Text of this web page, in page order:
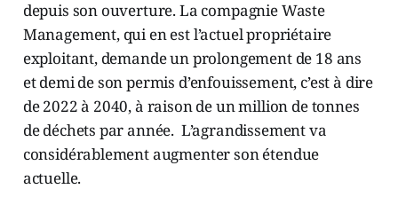
depuis son ouverture. La compagnie Waste
Management, qui en est l’actuel propriétaire
exploitant, demande un prolongement de 18 ans
et demi de son permis d’enfouissement, c’est à dire
de 2022 à 2040, à raison de un million de tonnes
de déchets par année. L’agrandissement va
considérablement augmenter son étendue
actuelle.